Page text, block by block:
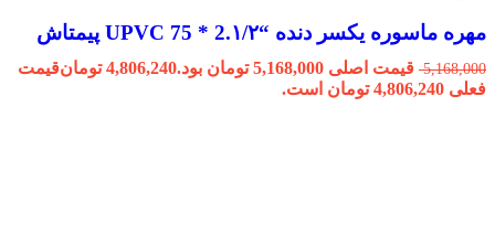
مهره ماسوره یکسر دنده “2.۱/۲ * 75 UPVC پیمتاش
5,168,000 قیمت اصلی 5,168,000 تومان بود. 4,806,240 تومانقیمت
فعلی 4,806,240 تومان است.